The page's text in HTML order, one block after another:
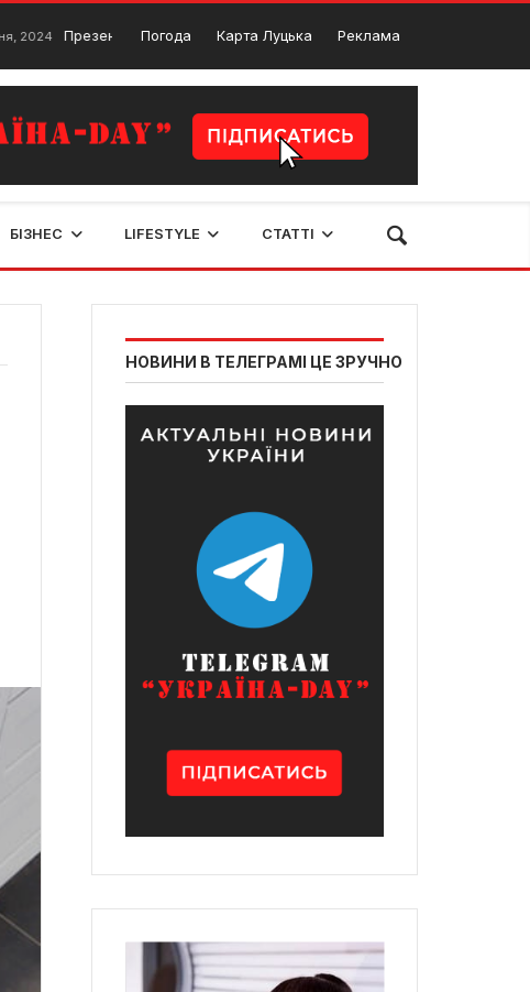
Презентація нового альбому від гурту “Жадан і собаки”
Погода Карта Луцька Реклама
БІЗНЕС LIFESTYLE СТАТТІ
НОВИНИ В ТЕЛЕГРАМІ ЦЕ ЗРУЧНО